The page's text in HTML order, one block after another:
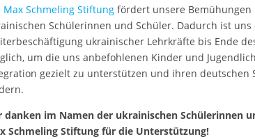
Max Schmeling Stiftung fördert unsere Bemühungen
Schülerinnen und Schüler. Dadurch ist uns
ukrainischer Lehrkräfte bis Ende
um die uns anbefohlenen Kinder und
gezielt zu unterstützen und ihren deutschen
danken im Namen der ukrainischen Schülerinnen
Schmeling Stiftung für die Unterstützung!